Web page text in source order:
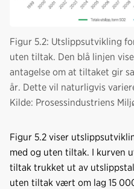
Figur 5.2: Utslippsutvikling
uten tiltak. Den blå linjen
antagelse om at tiltaket gir
år. Dette vil naturligvis
Kilde: Prosessindustriens
Figur 5.2 viser
med og uten tiltak. I kurven
tiltak trukket ut av
uten tiltak vært om lag 15